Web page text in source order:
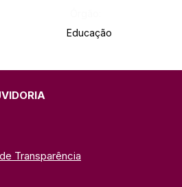
Educação
Transparência